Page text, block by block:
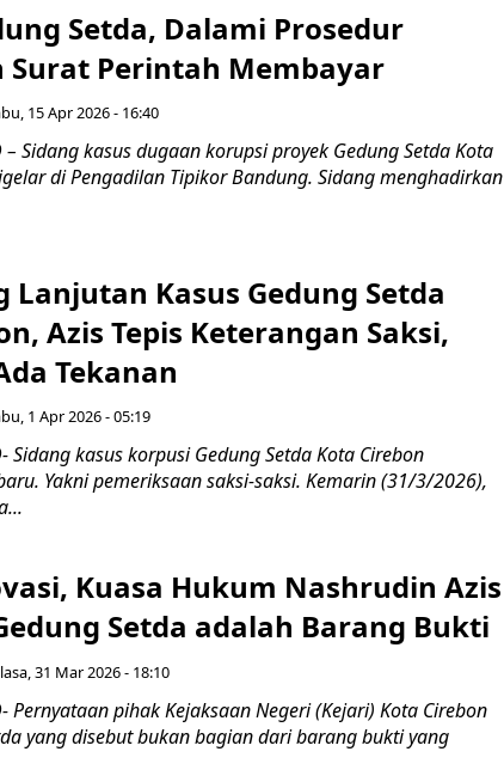
Setda, Dalami Prosedur
Surat Perintah Membayar
15 Apr 2026 - 16:40
– Sidang kasus dugaan korupsi proyek Gedung Setda Kota
di Pengadilan Tipikor Bandung. Sidang menghadirkan
Lanjutan Kasus Gedung Setda
Azis Tepis Keterangan Saksi,
Tekanan
1 Apr 2026 - 05:19
Sidang kasus korpusi Gedung Setda Kota Cirebon
Yakni pemeriksaan saksi-saksi. Kemarin (31/3/2026),
Kuasa Hukum Nashrudin Azis
Setda adalah Barang Bukti
31 Mar 2026 - 18:10
Pernyataan pihak Kejaksaan Negeri (Kejari) Kota Cirebon
yang disebut bukan bagian dari barang bukti yang